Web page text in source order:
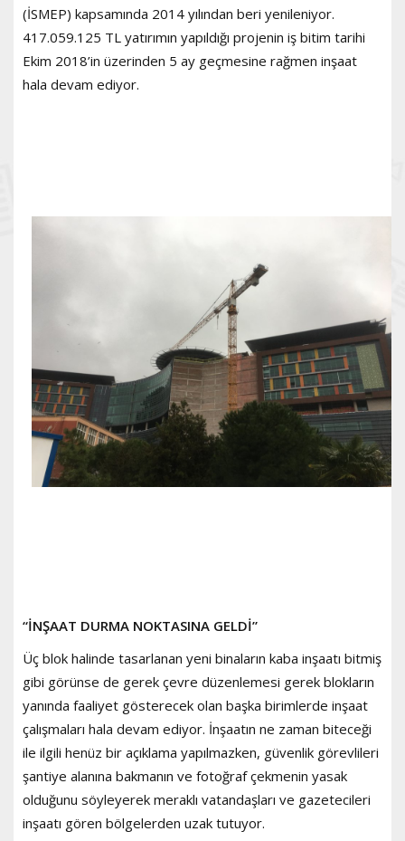
(İSMEP) kapsamında 2014 yılından beri yenileniyor.
417.059.125 TL yatırımın yapıldığı projenin iş bitim tarihi
Ekim 2018’in üzerinden 5 ay geçmesine rağmen inşaat
hala devam ediyor.
“İNŞAAT DURMA NOKTASINA GELDİ”
Üç blok halinde tasarlanan yeni binaların kaba inşaatı bitmiş
gibi görünse de gerek çevre düzenlemesi gerek blokların
yanında faaliyet gösterecek olan başka birimlerde inşaat
çalışmaları hala devam ediyor. İnşaatın ne zaman biteceği
ile ilgili henüz bir açıklama yapılmazken, güvenlik görevlileri
şantiye alanına bakmanın ve fotoğraf çekmenin yasak
olduğunu söyleyerek meraklı vatandaşları ve gazetecileri
inşaatı gören bölgelerden uzak tutuyor.